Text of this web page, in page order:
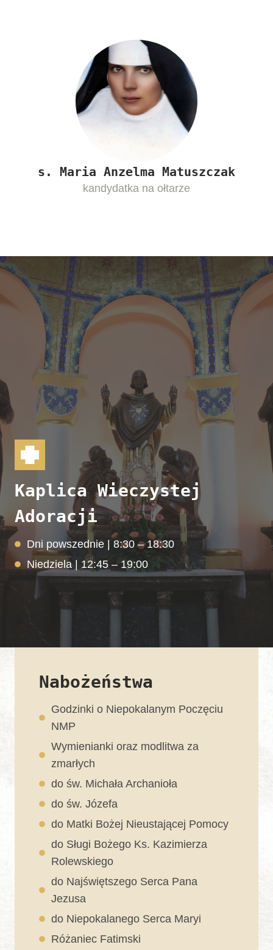
s. Maria Anzelma Matuszczak
kandydatka na ołtarze
Kaplica Wieczystej
Adoracji
Dni powszednie | 8:30 – 18:30
Niedziela | 12:45 – 19:00
Nabożeństwa
Godzinki o Niepokalanym Poczęciu
NMP
Wymienianki oraz modlitwa za
zmarłych
do św. Michała Archanioła
do św. Józefa
do Matki Bożej Nieustającej Pomocy
do Sługi Bożego Ks. Kazimierza
Rolewskiego
do Najświętszego Serca Pana
Jezusa
do Niepokalanego Serca Maryi
Różaniec Fatimski